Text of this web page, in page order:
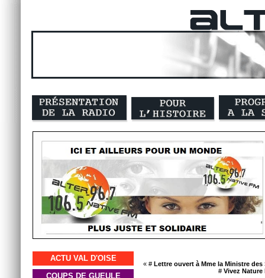
ACTU VAL D'OISE
COUPS DE GUEULE
« # Lettre ouvert à Mme la Ministre des
# Vivez